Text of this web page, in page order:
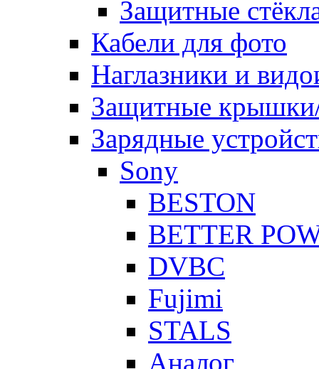
Защитные
Кабели для фото
Наглазники и
Защитные
Зарядные
Sony
BESTON
BETTER
DVBC
Fujimi
STALS
Аналог